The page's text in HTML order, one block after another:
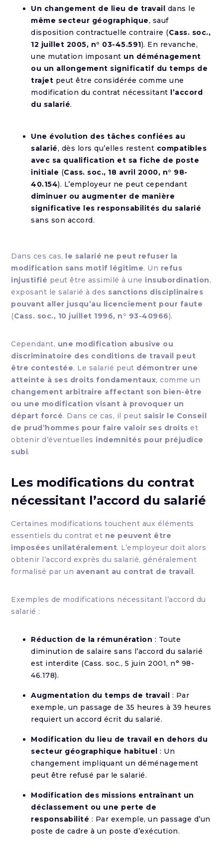
Un changement de lieu de travail dans le
même secteur géographique, sauf
disposition contractuelle contraire (Cass. soc.,
12 juillet 2005, n° 03-45.591). En revanche,
une mutation imposant un déménagement
ou un allongement significatif du temps de
trajet peut être considérée comme une
modification du contrat nécessitant l’accord
du salarié.
Une évolution des tâches confiées au
salarié, dès lors qu’elles restent compatibles
avec sa qualification et sa fiche de poste
initiale (Cass. soc., 18 avril 2000, n° 98-
40.154). L’employeur ne peut cependant
diminuer ou augmenter de manière
significative les responsabilités du salarié
sans son accord.
Dans ces cas, le salarié ne peut refuser la
modification sans motif légitime. Un refus
injustifié peut être assimilé à une insubordination,
exposant le salarié à des sanctions disciplinaires
pouvant aller jusqu’au licenciement pour faute
(Cass. soc., 10 juillet 1996, n° 93-40966).
Cependant, une modification abusive ou
discriminatoire des conditions de travail peut
être contestée. Le salarié peut démontrer une
atteinte à ses droits fondamentaux, comme un
changement arbitraire affectant son bien-être
ou une modification visant à provoquer un
départ forcé. Dans ce cas, il peut saisir le Conseil
de prud’hommes pour faire valoir ses droits et
obtenir d’éventuelles indemnités pour préjudice
subi.
Les modifications du contrat
nécessitant l’accord du salarié
Certaines modifications touchent aux éléments
essentiels du contrat et ne peuvent être
imposées unilatéralement. L’employeur doit alors
obtenir l’accord exprès du salarié, généralement
formalisé par un avenant au contrat de travail.
Exemples de modifications nécessitant l’accord du
salarié :
Réduction de la rémunération : Toute
diminution de salaire sans l’accord du salarié
est interdite (Cass. soc., 5 juin 2001, n° 98-
46.178).
Augmentation du temps de travail : Par
exemple, un passage de 35 heures à 39 heures
requiert un accord écrit du salarié.
Modification du lieu de travail en dehors du
secteur géographique habituel : Un
changement impliquant un déménagement
peut être refusé par le salarié.
Modification des missions entraînant un
déclassement ou une perte de
responsabilité : Par exemple, un passage d’un
poste de cadre à un poste d’exécution.